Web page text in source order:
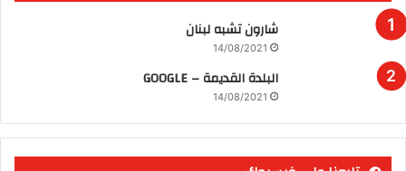
شارون تشبه لبنان
14/08/2021
البلدة القديمة – GOOGLE
14/08/2021